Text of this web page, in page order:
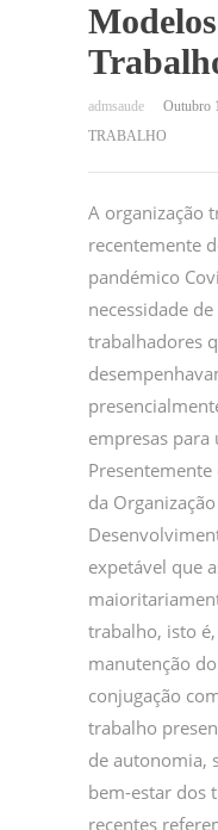
Outubro
TRABALHO
A organização
recentemente
pandémico
necessidade
trabalhadores
empresas
da
expetável que
trabalho, isto
manutenção
conjugação
trabalho
de autonomia,
bem-estar dos
recentes